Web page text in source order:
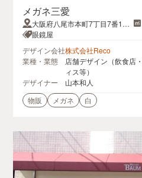
メガネ三愛
大阪府八尾市本町7丁目7番10
号
眼鏡屋
デザイン会社株式会社Reco
業種・業態
店舗デザイン（飲食店
ィス等）
デザイナー
山本和人
物販
メガネ 白